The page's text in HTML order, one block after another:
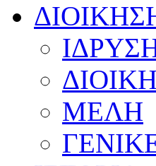
ΜΕΛΗ